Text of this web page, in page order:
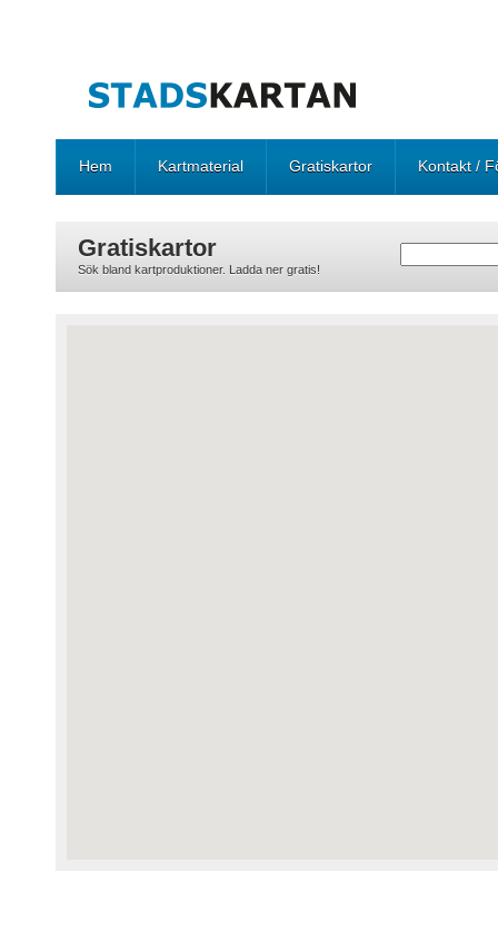
Hem Kartmaterial Gratiskartor Kontakt /
Gratiskartor
Sök bland kartproduktioner. Ladda ner gratis!